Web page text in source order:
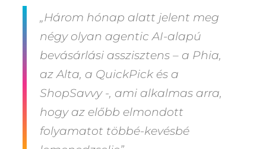
„Három hónap alatt jelent meg
négy olyan agentic AI-alapú
bevásárlási asszisztens – a Phia,
az Alta, a QuickPick és a
ShopSavvy -, ami alkalmas arra,
hogy az előbb elmondott
folyamatot többé-kevésbé